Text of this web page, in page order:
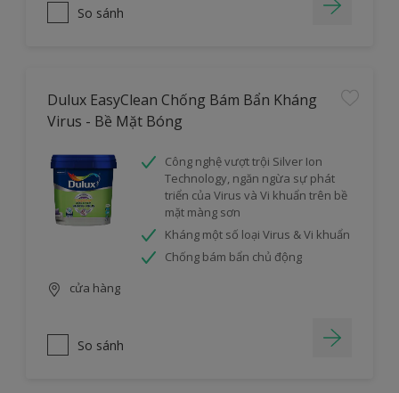
So sánh
Dulux EasyClean Chống Bám Bẩn Kháng
Virus - Bề Mặt Bóng
Công nghệ vượt trội Silver Ion
Technology, ngăn ngừa sự phát
triển của Virus và Vi khuẩn trên bề
mặt màng sơn
Kháng một số loại Virus & Vi khuẩn
Chống bám bẩn chủ động
cửa hàng
So sánh